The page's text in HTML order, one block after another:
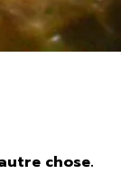
chose.